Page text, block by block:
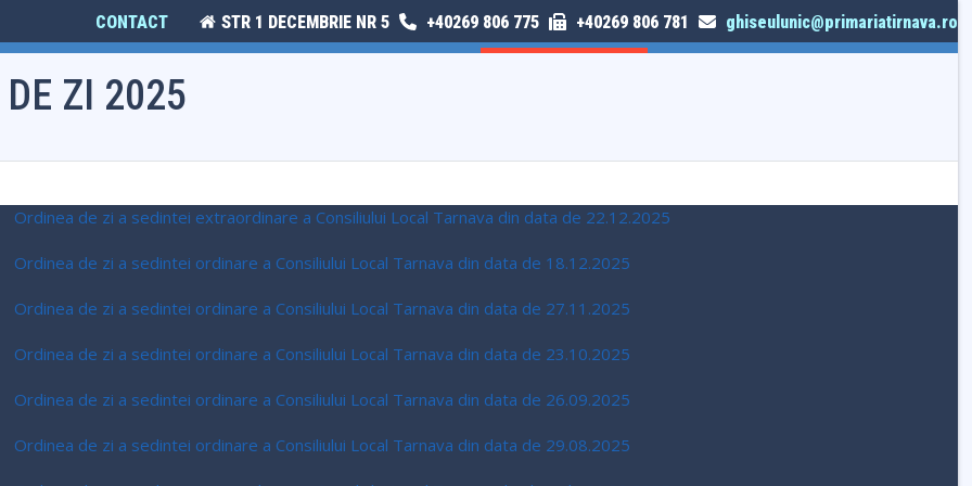
CONTACT STR 1 DECEMBRIE NR 5 +40269 806 775 +40269 806 781 ghiseulunic@primariatirnava.ro
ZI 2025
Ordinea de zi a sedintei extraordinare a Consiliului Local Tarnava din data de 22.12.2025
Ordinea de zi a sedintei ordinare a Consiliului Local Tarnava din data de 18.12.2025
Ordinea de zi a sedintei ordinare a Consiliului Local Tarnava din data de 27.11.2025
Ordinea de zi a sedintei ordinare a Consiliului Local Tarnava din data de 23.10.2025
Ordinea de zi a sedintei ordinare a Consiliului Local Tarnava din data de 26.09.2025
Ordinea de zi a sedintei ordinare a Consiliului Local Tarnava din data de 29.08.2025